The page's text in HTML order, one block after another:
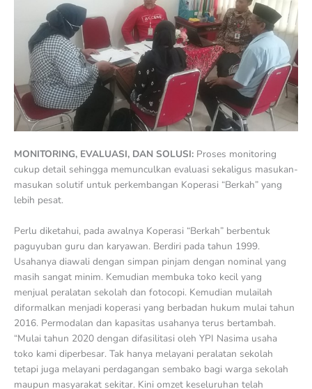
MONITORING, EVALUASI, DAN SOLUSI: Proses monitoring
cukup detail sehingga memunculkan evaluasi sekaligus masukan-
masukan solutif untuk perkembangan Koperasi “Berkah” yang
lebih pesat.
Perlu diketahui, pada awalnya Koperasi “Berkah” berbentuk
paguyuban guru dan karyawan. Berdiri pada tahun 1999.
Usahanya diawali dengan simpan pinjam dengan nominal yang
masih sangat minim. Kemudian membuka toko kecil yang
menjual peralatan sekolah dan fotocopi. Kemudian mulailah
diformalkan menjadi koperasi yang berbadan hukum mulai tahun
2016. Permodalan dan kapasitas usahanya terus bertambah.
“Mulai tahun 2020 dengan difasilitasi oleh YPI Nasima usaha
toko kami diperbesar. Tak hanya melayani peralatan sekolah
tetapi juga melayani perdagangan sembako bagi warga sekolah
maupun masyarakat sekitar. Kini omzet keseluruhan telah